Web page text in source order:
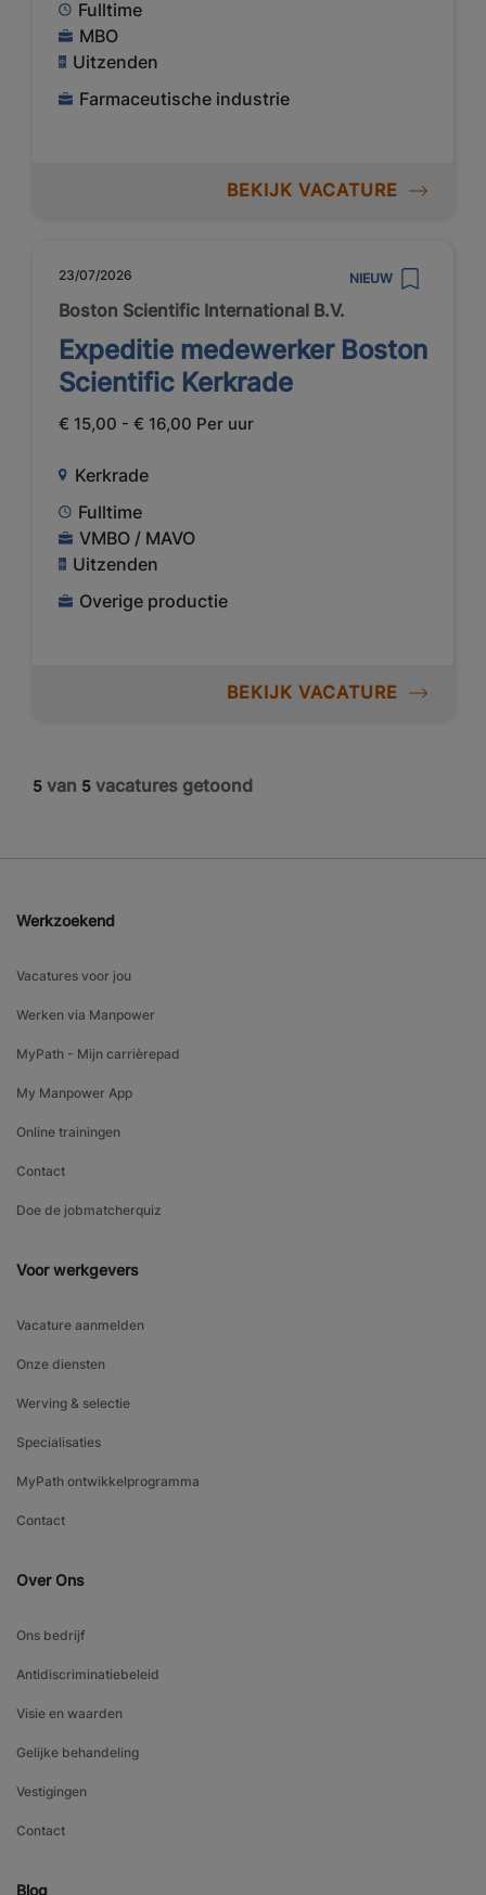
Fulltime
MBO
Uitzenden
Farmaceutische industrie
BEKIJK VACATURE
23/07/2026 NIEUW
Boston Scientific International B.V.
Expeditie medewerker Boston
Scientific Kerkrade
€ 15,00 - € 16,00 Per uur
Kerkrade
Fulltime
VMBO / MAVO
Uitzenden
Overige productie
BEKIJK VACATURE
5 van 5 vacatures getoond
Werkzoekend
Vacatures voor jou
Werken via Manpower
MyPath - Mijn carrièrepad
My Manpower App
Online trainingen
Contact
Doe de jobmatcherquiz
Voor werkgevers
Vacature aanmelden
Onze diensten
Werving & selectie
Specialisaties
MyPath ontwikkelprogramma
Contact
Over Ons
Ons bedrijf
Antidiscriminatiebeleid
Visie en waarden
Gelijke behandeling
Vestigingen
Contact
Blog